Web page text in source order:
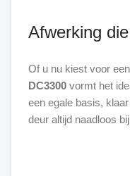
Afwerking
Of u nu kiest voor
DC3300 vormt het
een egale basis,
deur altijd naadloos